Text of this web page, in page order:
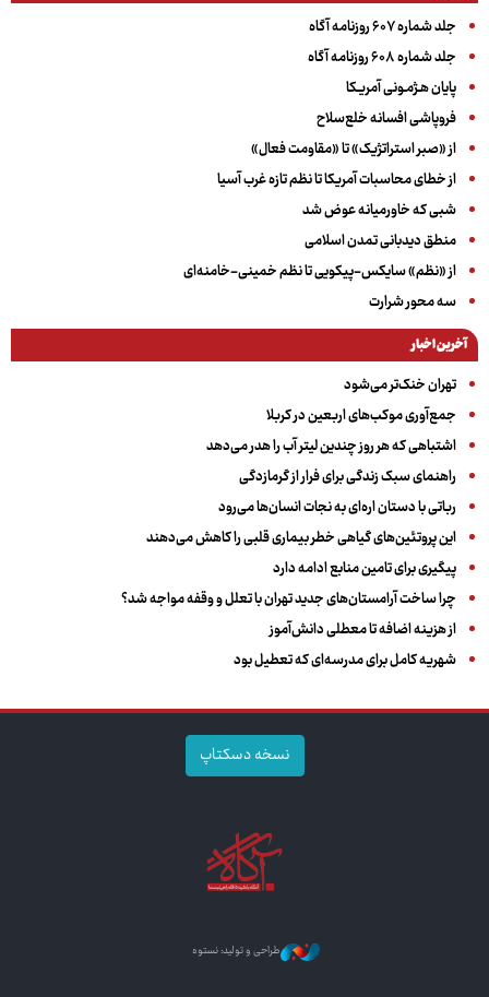
جلد شماره ۶۰۷ روزنامه آگاه
جلد شماره ۶۰۸ روزنامه آگاه
پایان هـژمـونی آمریـکا
فروپاشی افسانه خلع‌سلاح
از «صبر استراتژیک» تا «مقاومت فعال»
از خطای محاسبات آمریکا تا نظم تازه غرب آسیا
شبی که خاورمیانه عوض شد
منطق دیدبانی تمدن اسلامی
از «نظم» سایکس-پیکویی تا نظم خمینی-خامنه‌ای
سه‌ محور شرارت
آخرین اخبار
تهران خنک‌تر می‌شود
جمع‌آوری موکب‌های اربعین در کربلا
اشتباهی که هر روز چندین لیتر آب را هدر می‌دهد
راهنمای سبک زندگی برای فرار از گرمازدگی
رباتی با دستان اره‌ای به نجات انسان‌ها می‌رود
این پروتئین‌های گیاهی خطر بیماری قلبی را کاهش می‌دهند
پیگیری برای تامین منابع ادامه دارد
چرا ساخت آرامستان‌های جدید تهران با تعلل و وقفه مواجه شد؟
از هزینه اضافه تا معطلی دانش‌آموز
شهریه کامل برای مدرسه‌ای که تعطیل بود
نسخه دسکتاپ
طراحی و تولید: نستوه